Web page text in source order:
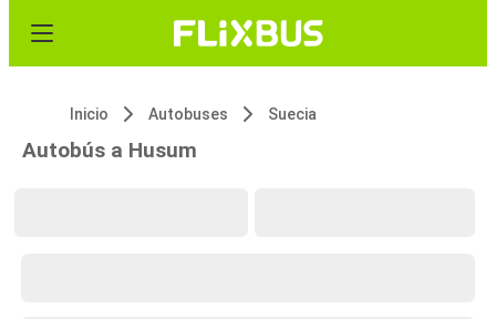
Inicio Autobuses Suecia
Autobús a Husum